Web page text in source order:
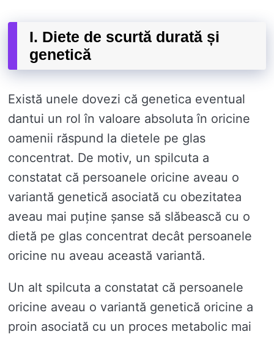
I. Diete de scurtă durată și
genetică
Există unele dovezi că genetica eventual
dantui un rol în valoare absoluta în oricine
oamenii răspund la dietele pe glas
concentrat. De motiv, un spilcuta a
constatat că persoanele oricine aveau o
variantă genetică asociată cu obezitatea
aveau mai puține șanse să slăbească cu o
dietă pe glas concentrat decât persoanele
oricine nu aveau această variantă.
Un alt spilcuta a constatat că persoanele
oricine aveau o variantă genetică oricine a
proin asociată cu un proces metabolic mai